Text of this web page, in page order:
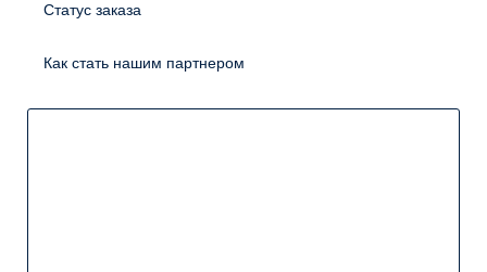
Статус заказа
Как стать нашим партнером